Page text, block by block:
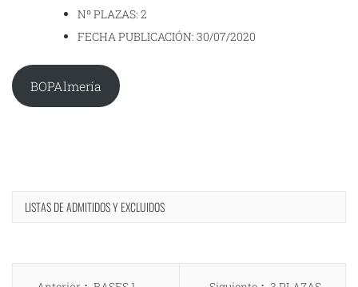
Nº PLAZAS: 2
FECHA PUBLICACIÓN: 30/07/2020
BOPAlmería
LISTAS DE ADMITIDOS Y EXCLUIDOS
Navegación